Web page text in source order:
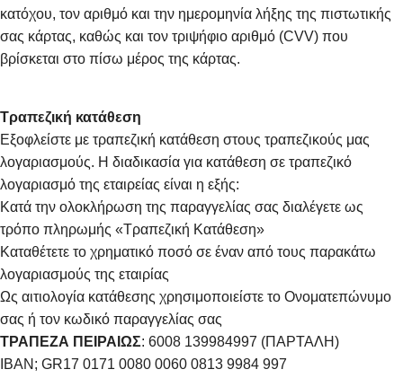
κατόχου, τον αριθμό και την ημερομηνία λήξης της πιστωτικής
σας κάρτας, καθώς και τον τριψήφιο αριθμό (CVV) που
βρίσκεται στο πίσω μέρος της κάρτας.
Τραπεζική κατάθεση
Εξοφλείστε με τραπεζική κατάθεση στους τραπεζικούς μας
λογαριασμούς. Η διαδικασία για κατάθεση σε τραπεζικό
λογαριασμό της εταιρείας είναι η εξής:
Κατά την ολοκλήρωση της παραγγελίας σας διαλέγετε ως
τρόπο πληρωμής «Τραπεζική Κατάθεση»
Καταθέτετε το χρηματικό ποσό σε έναν από τους παρακάτω
λογαριασμούς της εταιρίας
Ως αιτιολογία κατάθεσης χρησιμοποιείστε το Ονοματεπώνυμο
σας ή τον κωδικό παραγγελίας σας
ΤΡΑΠΕΖΑ ΠΕΙΡΑΙΩΣ: 6008 139984997 (ΠΑΡΤΑΛΗ)
IBAN; GR17 0171 0080 0060 0813 9984 997